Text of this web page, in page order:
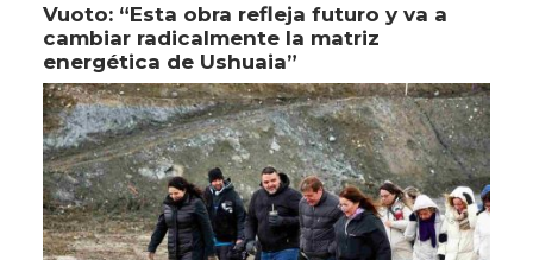
Vuoto: “Esta obra refleja futuro y va a
cambiar radicalmente la matriz
energética de Ushuaia”